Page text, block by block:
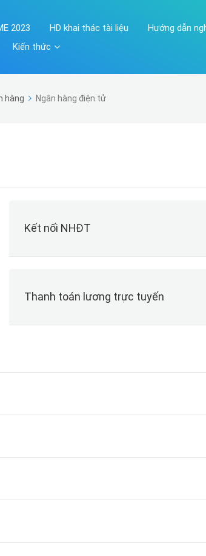
2023 HD khai thác tài liệu Hướng dẫn
Kiến thức
hàng Ngân hàng điện tử
Kết nối NHĐT
Thanh toán lương trực tuyến